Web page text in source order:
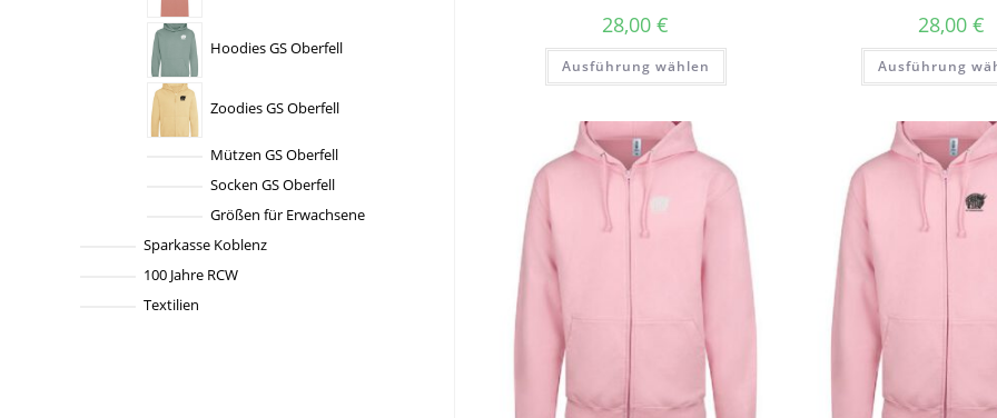
Hoodies GS Oberfell
Zoodies GS Oberfell
Mützen GS Oberfell
Socken GS Oberfell
Größen für Erwachsene
Sparkasse Koblenz
100 Jahre RCW
Textilien
28,00€
Ausführung wählen
Dieses
weist
Optionen
können
auf
der
Produktseite
gewählt
werden
28,00€
Ausführung